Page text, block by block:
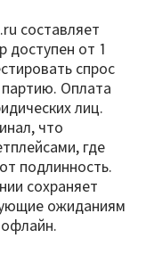
составляет
доступен от 1
спрос
партию. Оплата
лиц.
что
где
подлинность.
сохраняет
ожиданиям